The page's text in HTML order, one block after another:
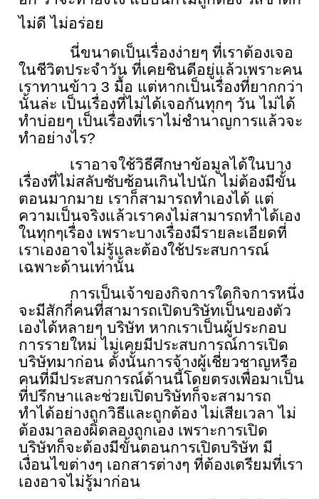
ไม่ดี ไม่อร่อย
นี่ขนาดเป็นเรื่องง่ายๆ ที่เราต้องเจอ
ในชีวิตประจำวัน ที่เคยชินดีอยู่แล้วเพราะคน
เราทานข้าว 3 มื้อ แต่หากเป็นเรื่องที่ยากกว่า
นั้นล่ะ เป็นเรื่องที่ไม่ได้เจอกันทุกๆ วัน ไม่ได้
ทำบ่อยๆ เป็นเรื่องที่เราไม่ชำนาญการแล้วจะ
ทำอย่างไร?
เราอาจใช้วิธีศึกษาข้อมูลได้ในบาง
เรื่องที่ไม่สลับซับซ้อนเกินไปนัก ไม่ต้องมีขั้น
ตอนมากมาย เราก็สามารถทำเองได้ แต่
ความเป็นจริงแล้วเราคงไม่สามารถทำได้เอง
ในทุกๆเรื่อง เพราะบางเรื่องมีรายละเอียดที่
เราเองอาจไม่รู้และต้องใช้ประสบการณ์
เฉพาะด้านเท่านั้น
การเป็นเจ้าของกิจการใดกิจการหนึ่ง
จะมีสักกี่คนที่สามารถเปิดบริษัทเป็นของตัว
เองได้หลายๆ บริษัท หากเราเป็นผู้ประกอบ
การรายใหม่ ไม่เคยมีประสบการณ์การเปิด
บริษัทมาก่อน ดั้งนั้นการจ้างผู้เชี่ยวชาญหรือ
คนที่มีประสบการณ์ด้านนี้โดยตรงเพื่อมาเป็น
ที่ปรึกษาและช่วยเปิดบริษัทก็จะสามารถ
ทำได้อย่างถูกวิธีและถูกต้อง ไม่เสียเวลา ไม่
ต้องมาลองผิดลองถูกเอง เพราะการเปิด
บริษัทก็จะต้องมีขั้นตอนการเปิดบริษัท มี
เงื่อนไขต่างๆ เอกสารต่างๆ ที่ต้องเตรียมที่เรา
เองอาจไม่รู้มาก่อน